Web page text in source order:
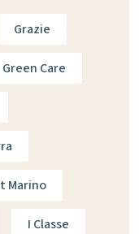
Grazie
Green Care
Marino
I Classe